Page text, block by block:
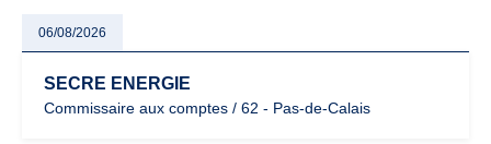
06/08/2026
SECRE ENERGIE
Commissaire aux comptes / 62 - Pas-de-Calais